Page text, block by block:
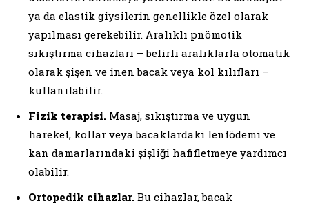
ya da elastik giysilerin genellikle özel olarak
yapılması gerekebilir. Aralıklı pnömotik
sıkıştırma cihazları – belirli aralıklarla otomatik
olarak şişen ve inen bacak veya kol kılıfları –
kullanılabilir.
Fizik terapisi. Masaj, sıkıştırma ve uygun
hareket, kollar veya bacaklardaki lenfödemi ve
kan damarlarındaki şişliği hafifletmeye yardımcı
olabilir.
Ortopedik cihazlar. Bu cihazlar, bacak